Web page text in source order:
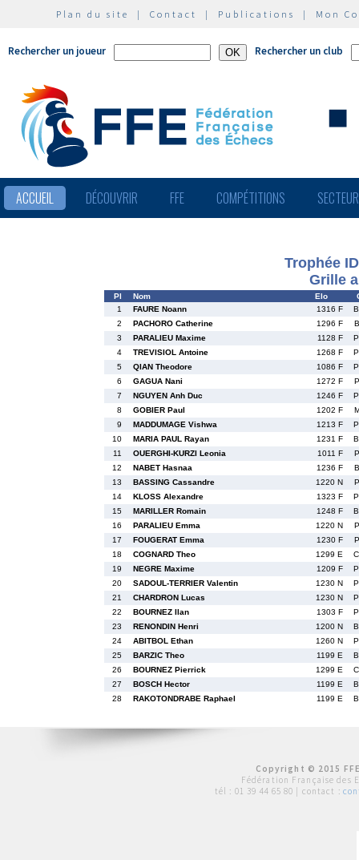
Plan du site | Contact | Publications | Mon
Rechercher un joueur Rechercher un club
ACCUEIL DÉCOUVRIR FFE COMPÉTITIONS
Trophée
Grille
Pl Nom Elo
1
FAURE Noann 1316 F
2
PACHORO Catherine 1296 F
3
PARALIEU Maxime 1128 F
4
TREVISIOL Antoine 1268 F
5
QIAN Theodore 1086 F
6
GAGUA Nani 1272 F
7
NGUYEN Anh Duc 1246 F
8
GOBIER Paul 1202 F
9
MADDUMAGE Vishwa 1213 F
10
MARIA PAUL Rayan 1231 F
11
OUERGHI-KURZI Leonia 1011 F
12
NABET Hasnaa 1236 F
13
BASSING Cassandre 1220 N
14
KLOSS Alexandre 1323 F
15
MARILLER Romain 1248 F
16
PARALIEU Emma 1220 N
17
FOUGERAT Emma 1230 F
18
COGNARD Theo 1299 E
19
NEGRE Maxime 1209 F
20
SADOUL-TERRIER Valentin 1230 N
21
CHARDRON Lucas 1230 N
22
BOURNEZ Ilan 1303 F
23
RENONDIN Henri 1200 N
24
ABITBOL Ethan 1260 N
25
BARZIC Theo 1199 E
26
BOURNEZ Pierrick 1299 E
27
BOSCH Hector 1199 E
28
RAKOTONDRABE Raphael 1199 E
Copyright © 2015
Fédération Française des
tél : 01 39 44 65 80 | contact :